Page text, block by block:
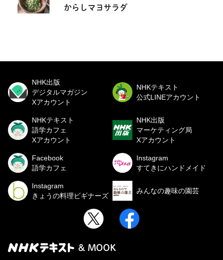
からしマヨサラダ
NHK出版
デジタルマガジン
Xアカウント
NHKテキスト
公式LINEアカウント
NHKテキスト
語学カフェ
Xアカウント
NHK出版
マーケティング局
Xアカウント
Facebook
語学カフェ
Instagram
すてきにハンドメイド
Instagram
きょうの料理ビギナーズ
みんなの趣味の園芸
& MOOK